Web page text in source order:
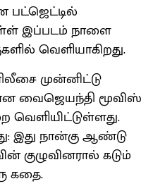
பட்ஜெட்டில்
இப்படம் நாளை
வெளியாகிறது.
முன்னிட்டு
வைஜெயந்தி மூவிஸ்
இது நான்கு ஆண்டு
குழுவினரால் கடும்
கதை.